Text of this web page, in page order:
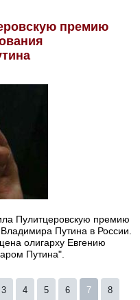
премию
Пулитцеровскую премию
Путина в России.
олигарху Евгению
Путина".
3 4 5 6 7 8